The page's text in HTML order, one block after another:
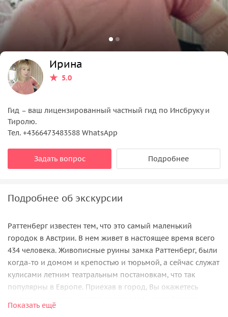
Ирина
5.0
Гид – ваш лицензированный частный гид по Инсбруку и
Тиролю.
Тел. +4366473483588 WhatsApp
Задать вопрос Подробнее
Подробнее об экскурсии
Раттенберг известен тем, что это самый маленький
городок в Австрии. В нем живет в настоящее время всего
434 человека. Живописные руины замка Раттенберг, были
когда-то и домом и крепостью и тюрьмой, а сейчас служат
кулисами летним театральным постановкам, что так
популярны в Европе. Приехав в город, Вы окажетесь
и неизменно. Здесь сохранились еще дома 12 века.
Показать ещё